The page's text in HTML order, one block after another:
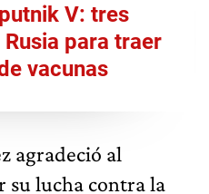
V: tres
para traer
vacunas
agradeció al
su lucha contra la